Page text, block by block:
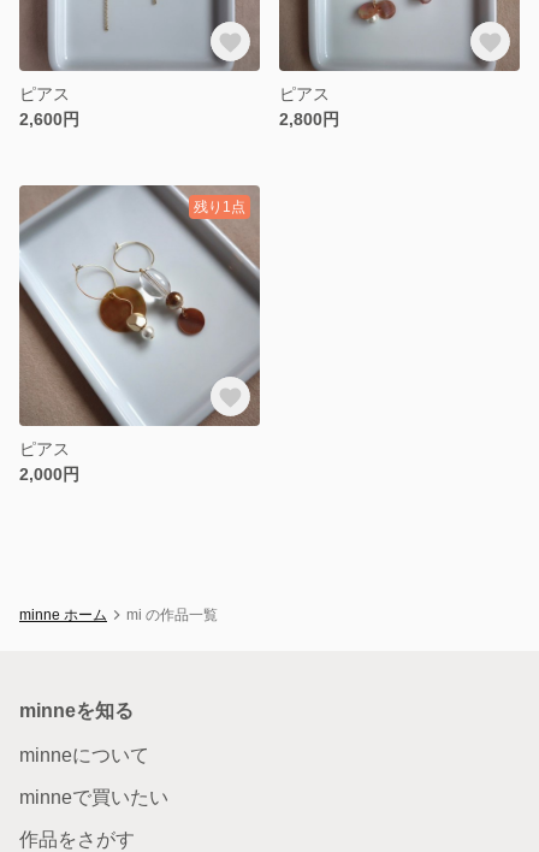
ピアス
2,600円
ピアス
2,800円
残り1点
ピアス
2,000円
minne ホーム mi の作品一覧
minneを知る
minneについて
minneで買いたい
作品をさがす